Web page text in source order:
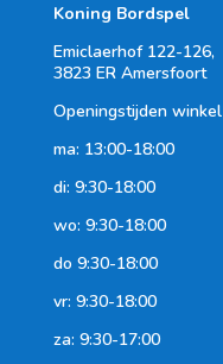
Koning Bordspel
Emiclaerhof 122-126,
3823 ER Amersfoort
Openingstijden winkel
ma: 13:00-18:00
di: 9:30-18:00
wo: 9:30-18:00
do 9:30-18:00
vr: 9:30-18:00
za: 9:30-17:00